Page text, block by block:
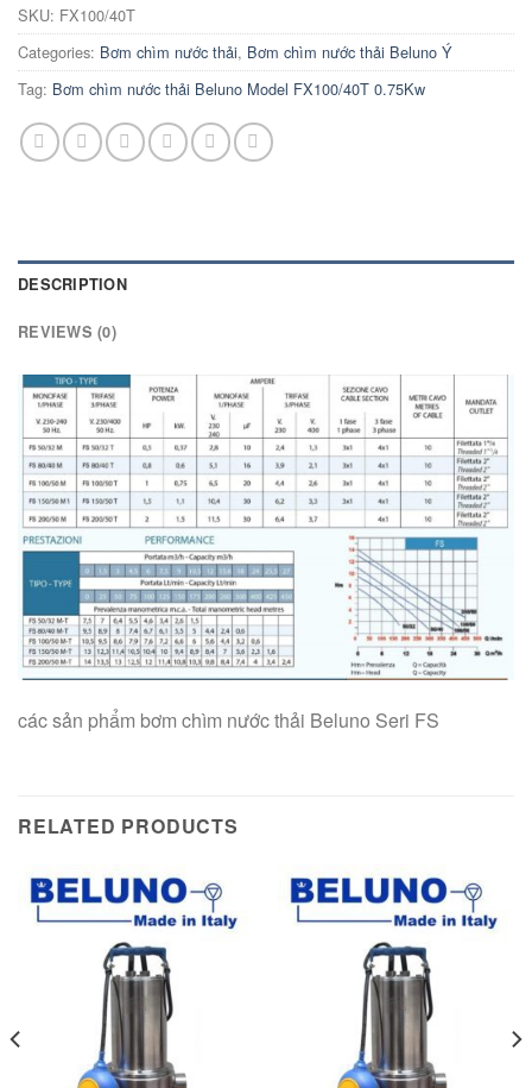
SKU: FX100/40T
Categories: Bơm chìm nước thải, Bơm chìm nước thải Beluno Ý
Tag: Bơm chìm nước thải Beluno Model FX100/40T 0.75Kw
DESCRIPTION
REVIEWS (0)
các sản phẩm bơm chìm nước thải Beluno Seri FS
RELATED PRODUCTS